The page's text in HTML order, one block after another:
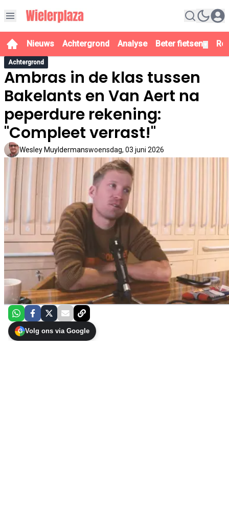
Nieuws Achtergrond Analyse Beter fietsen
Achtergrond
Ambras in de klas tussen
Bakelants en Van Aert na
peperdure rekening:
"Compleet verrast!"
Wesley Muyldermanswoensdag, 03 juni 2026
G Volg ons via Google